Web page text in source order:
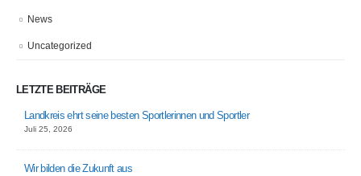
News
Uncategorized
LETZTE BEITRÄGE
Landkreis ehrt seine besten Sportlerinnen und Sportler
Juli 25, 2026
Wir bilden die Zukunft aus